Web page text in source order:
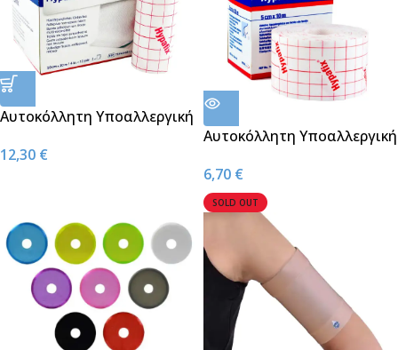
Αυτοκόλλητη Υποαλλεργική
12,30 €
Αυτοκόλλητη Υποαλλεργική
6,70 €
SOLD OUT